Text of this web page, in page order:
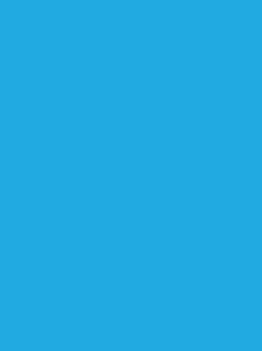
atelier
> Et si on mangeait un
enfants découvriront que
servir à donner de la
sensorielle des enfants
autonomie dans une